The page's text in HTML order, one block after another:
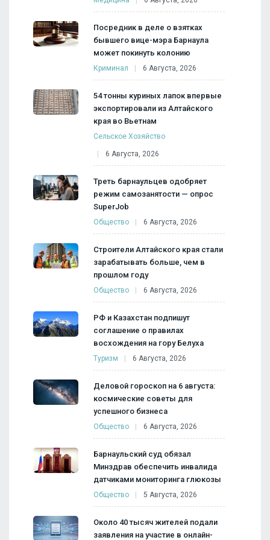
Посредник в деле о взятках
бывшего вице-мэра Барнаула
может покинуть колонию
Криминал 6 Августа, 2026
54 тонны куриных лапок впервые
экспортировали из Алтайского
края во Вьетнам
Сельское Хозяйство
6 Августа, 2026
Треть барнаульцев одобряет
режим самозанятости — опрос
SuperJob
Общество 6 Августа, 2026
Строители Алтайского края стали
зарабатывать больше, чем в
прошлом году
Общество 6 Августа, 2026
РФ и Казахстан подпишут
соглашение о правилах
восхождения на гору Белуха
Туризм 6 Августа, 2026
Деловой гороскоп на 6 августа:
космические советы для
успешного бизнеса
Общество 6 Августа, 2026
Барнаульский суд обязал
Минздрав обеспечить инвалида
датчиками мониторинга глюкозы
Общество 5 Августа, 2026
Около 40 тысяч жителей подали
заявления на участие в онлайн-